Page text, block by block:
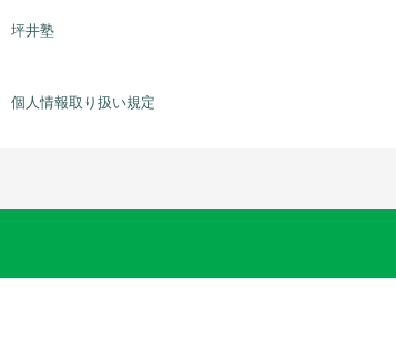
坪井塾
個人情報取り扱い規定